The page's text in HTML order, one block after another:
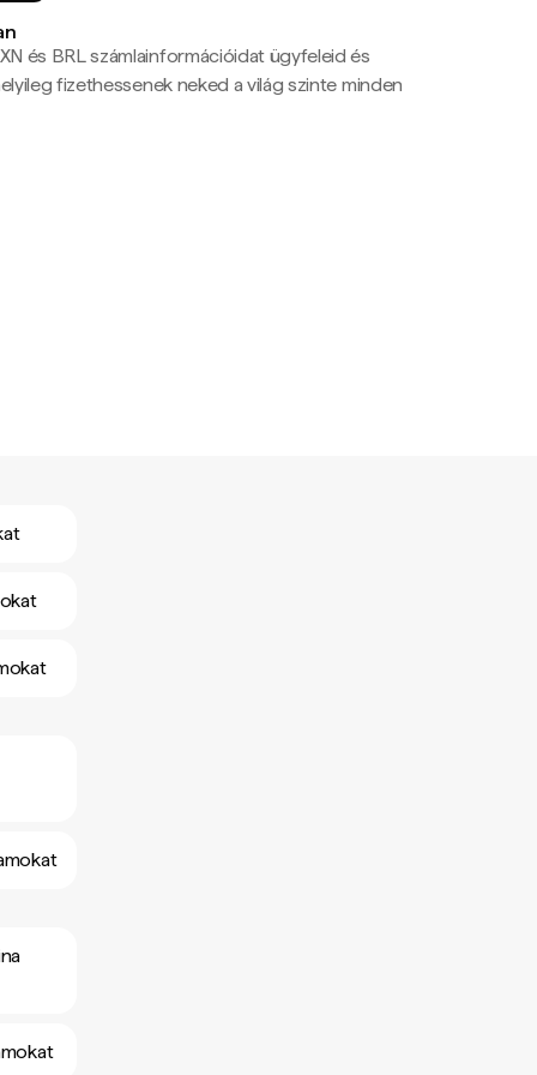
és BRL számlainformációidat ügyfeleid és
fizethessenek neked a világ szinte minden